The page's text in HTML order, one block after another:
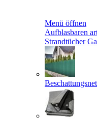
Menü öffnen
Aufblasbaren
Strandtücher